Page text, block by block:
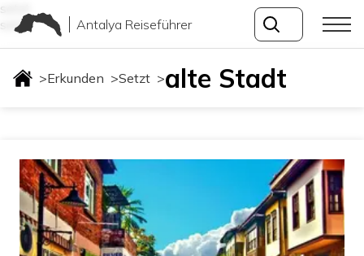
setzt
setzt
Antalya Reiseführer
>Erkunden >Setzt >alte Stadt